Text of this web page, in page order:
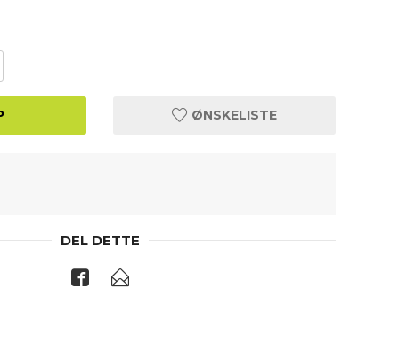
ØNSKELISTE
DEL DETTE